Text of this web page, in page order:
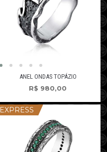
ANEL ONDAS TOPÁZIO
R$ 980,00
EXPRESS